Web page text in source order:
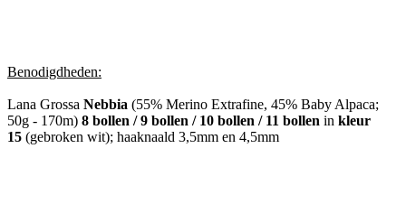
Benodigdheden:
Lana Grossa Nebbia (55% Merino Extrafine, 45% Baby Alpaca;
50g - 170m) 8 bollen / 9 bollen / 10 bollen / 11 bollen in kleur
15 (gebroken wit); haaknaald 3,5mm en 4,5mm